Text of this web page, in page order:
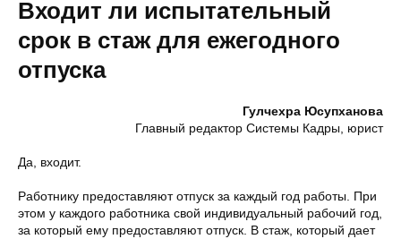
Входит ли испытательный
срок в стаж для ежегодного
отпуска
Гулчехра Юсупханова
Главный редактор Системы Кадры, юрист
Да, входит.
Работнику предоставляют отпуск за каждый год работы. При
этом у каждого работника свой индивидуальный рабочий год,
за который ему предоставляют отпуск. В стаж, который дает